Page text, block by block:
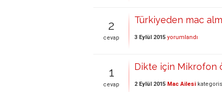
2
cevap
Türkiyeden mac
3 Eylül 2015 yorumlandı
1
cevap
Dikte için Mikrofon
2 Eylül 2015 Mac Ailesi